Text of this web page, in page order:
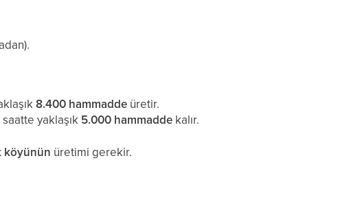
8.400 hammadde üretir.
yaklaşık 5.000 hammadde kalır.
köyünün üretimi gerekir.